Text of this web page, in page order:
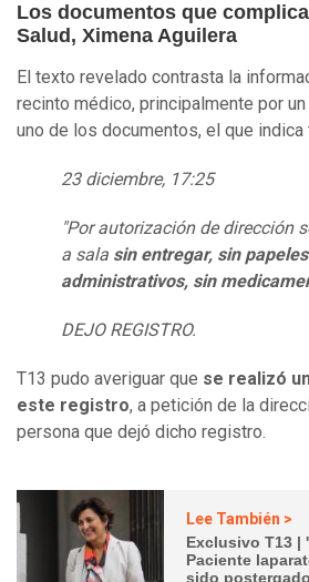
Los documentos que
Salud, Ximena Aguilera
El texto revelado contrasta la
recinto médico, principalmente por
uno de los documentos, el que indica
23 diciembre, 17:25
"Por autorización de dirección
a sala sin entregar, sin papeles
administrativos, sin
DEJO REGISTRO.
T13 pudo averiguar que se realizó
este registro, a petición de la
persona que dejó dicho registro.
Lee También >
Exclusivo T13 |
Paciente
sido